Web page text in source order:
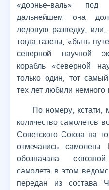
«дорнье-валь»
дальнейшем она
ледовую разведку,
тогда газеты, «быть
северной научной
корабль «северной
только один, тот
тех лет любили немного
По номеру, кстати,
количество самолетов
Советского Союза на
отмечались самолеты
обозначала
самолета в этом
передан из состава